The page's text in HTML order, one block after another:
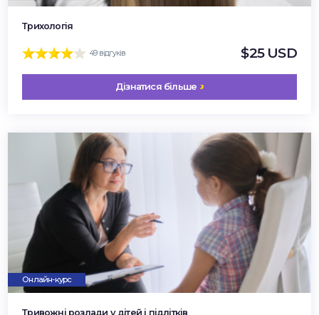
Трихологія
49 відгуків $25 USD
Дізнатися більше
Онлайн-курс
Тривожні розлади у дітей і підлітків